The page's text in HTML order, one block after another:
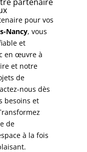
pour vos
Nancy, vous
et
en œuvre à
et notre
de
nous dès
besoins et
de
à la fois